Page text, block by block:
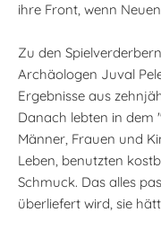
ihre Front, wenn
Zu den
Archäologen Juval
Ergebnisse aus
Danach lebten in
Männer, Frauen und
Leben, benutzten
Schmuck. Das alles
überliefert wird, sie